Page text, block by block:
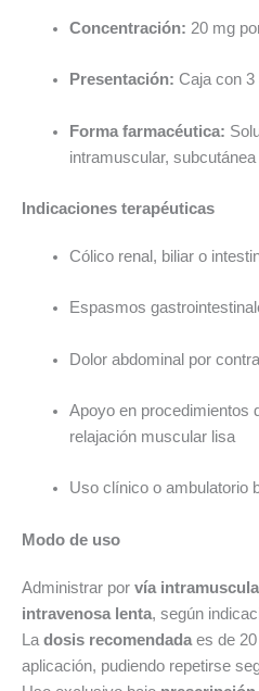
Concentración: 20 mg
Presentación: Caja con 3
Forma farmacéutica:
intramuscular,
Indicaciones terapéuticas
Cólico renal, biliar o
Espasmos
Dolor abdominal por
Apoyo en procedimientos
relajación muscular lisa
Uso clínico o ambulatorio
Modo de uso
Administrar por vía
intravenosa lenta, según
La dosis recomendada es de
aplicación, pudiendo repetirse